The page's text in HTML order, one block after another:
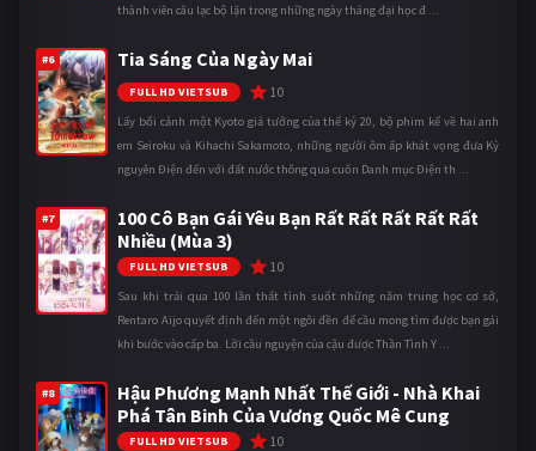
thành viên câu lạc bộ lặn trong những ngày tháng đại học đ ...
#6 Tia Sáng Của Ngày Mai
FULL HD VIETSUB 10
Lấy bối cảnh một Kyoto giả tưởng của thế kỷ 20, bộ phim kể về hai anh
em Seiroku và Kihachi Sakamoto, những người ôm ấp khát vọng đưa Kỷ
nguyên Điện đến với đất nước thông qua cuốn Danh mục Điện th ...
#7
100 Cô Bạn Gái Yêu Bạn Rất Rất Rất Rất Rất
Nhiều (Mùa 3)
FULL HD VIETSUB 10
Sau khi trải qua 100 lần thất tình suốt những năm trung học cơ sở,
Rentaro Aijo quyết định đến một ngôi đền để cầu mong tìm được bạn gái
khi bước vào cấp ba. Lời cầu nguyện của cậu được Thần Tình Y ...
#8
Hậu Phương Mạnh Nhất Thế Giới - Nhà Khai
Phá Tân Binh Của Vương Quốc Mê Cung
FULL HD VIETSUB 10